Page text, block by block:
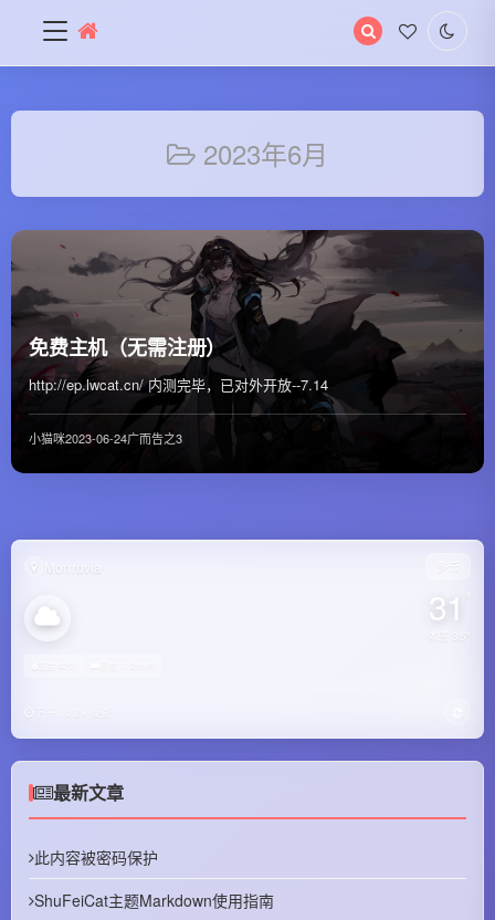
搜
索
关
2023年6月
免费主机（无需注册）
http://ep.lwcat.cn/ 内测完毕，已对外开放--7.14
小猫咪2023-06-24广而告之3
Monrovia 多云
31
体感 35°
最新文章
此内容被密码保护
ShuFeiCat主题Markdown使用指南